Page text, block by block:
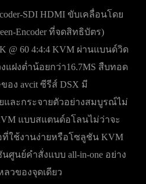
SDI HDMI ขับเคลื่อนโดย
Encoder ที่จดสิทธิบัตร)
@ 60 4:4:4 KVM ผ่านแบนด์วิด
แฝงต่ำน้อยกว่า16.7MS สืบทอด
อง avcit ซีรีส์ DSX มี
และกระจายตัวอย่างสมบูรณ์ไม่
แบบสแตนด์อโลนไม่ว่าจะ
ที่ใช้งานง่ายหรือโซลูชัน KVM
ศูนย์คำสั่งแบบ all-in-one อย่าง
วของจุดเดียว